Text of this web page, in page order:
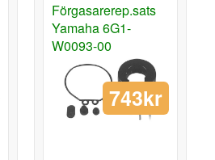
Förgasarerep.sats
Yamaha 6G1-
W0093-00
743kr